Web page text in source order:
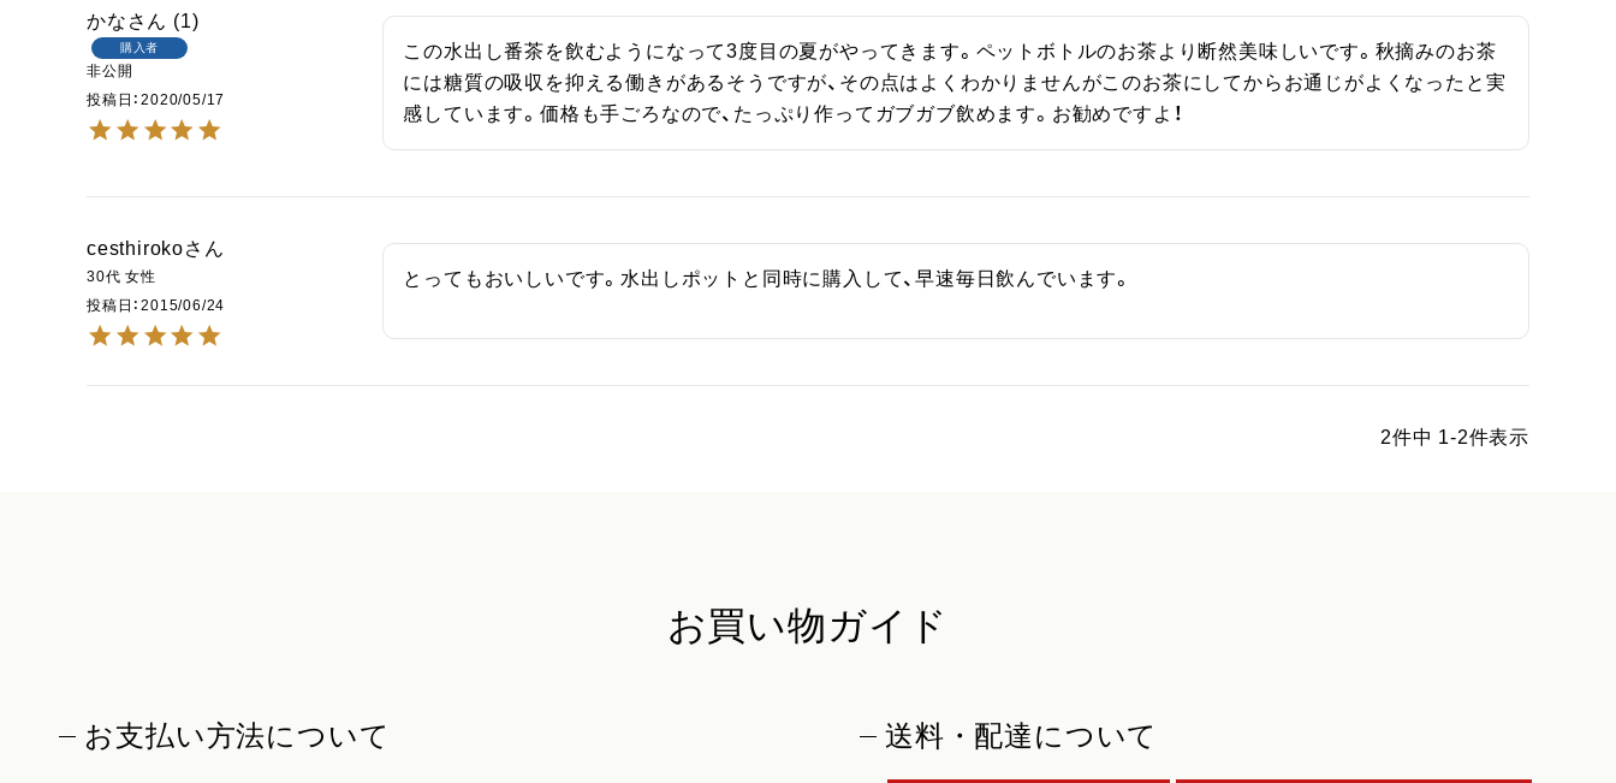
かな 1
購入者
非公開
投稿日
2020/05/17
この水出し番茶を飲むようになって3度目の夏がやってきます。ペットボトルのお茶より断然美味しいです。秋摘みのお茶
には糖質の吸収を抑える働きがあるそうですが、その点はよくわかりませんがこのお茶にしてからお通じがよくなったと実
感しています。価格も手ごろなので、たっぷり作ってガブガブ飲めます。お勧めですよ！
cesthiroko
30代 女性
投稿日
2015/06/24
とってもおいしいです。水出しポットと同時に購入して、早速毎日飲んでいます。
2件中 1-2件表示
お買い物ガイド
お支払い方法について 送料・配達について